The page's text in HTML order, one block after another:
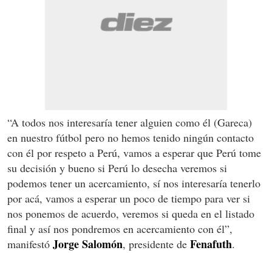
“A todos nos interesaría tener alguien como él (Gareca)
en nuestro fútbol pero no hemos tenido ningún contacto
con él por respeto a Perú, vamos a esperar que Perú tome
su decisión y bueno si Perú lo desecha veremos si
podemos tener un acercamiento, sí nos interesaría tenerlo
por acá, vamos a esperar un poco de tiempo para ver si
nos ponemos de acuerdo, veremos si queda en el listado
final y así nos pondremos en acercamiento con él”,
manifestó JorgeSalomón, presidente de Fenafuth.